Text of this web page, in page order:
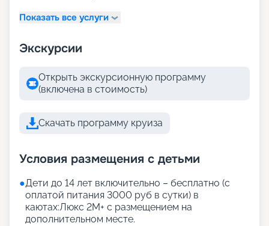
Показать все услуги
Экскурсии
Открыть экскурсионную программу
(включена в стоимость)
Скачать программу круиза
Условия размещения с детьми
●Дети до 14 лет включительно – бесплатно (с
оплатой питания 3000 руб в сутки) в
каютах:Люкс 2М+ с размещением на
дополнительном месте.